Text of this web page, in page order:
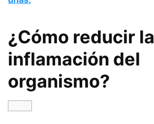
¿Cómo reducir la
inflamación del
organismo?